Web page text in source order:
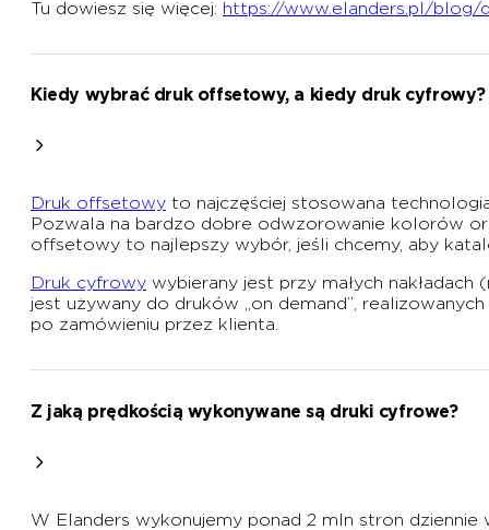
Tu dowiesz się więcej: https://www.elanders.pl/blog/
Kiedy wybrać druk offsetowy, a kiedy druk cyfrowy?
Druk offsetowy to najczęściej stosowana
Pozwala na bardzo dobre odwzorowanie kolorów
offsetowy to najlepszy wybór, jeśli chcemy, aby
Druk cyfrowy wybierany jest przy małych
jest używany do druków „on demand”,
po zamówieniu przez klienta.
Z jaką prędkością wykonywane są druki cyfrowe?
W Elanders wykonujemy ponad 2 mln stron dziennie